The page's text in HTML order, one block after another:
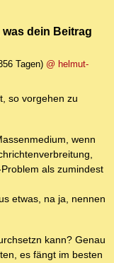
dein Beitrag
Tagen) @ helmut-
so vorgehen zu
wenn
als zumindest
etwas, na ja, nennen
kann? Genau
es fängt im besten